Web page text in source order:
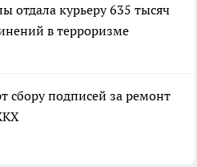
курьеру 635 тысяч
в терроризме
сбору подписей за ремонт